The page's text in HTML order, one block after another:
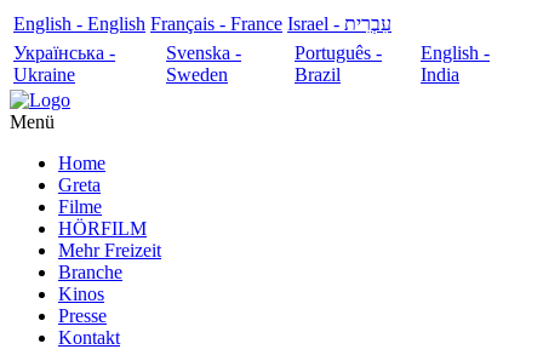
English - English Français - France
עִבְרִית - Israel
Українська -
Ukraine
Svenska -
Sweden
Português -
Brazil
English -
India
Menü
Home
Greta
Filme
HÖRFILM
Mehr Freizeit
Branche
Kinos
Presse
Kontakt